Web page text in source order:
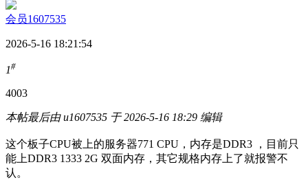
会员1607535
2026-5-16 18:21:54
1#
4003
本帖最后由 u1607535 于 2026-5-16 18:29 编辑
这个板子CPU被上的服务器771 CPU，内存是DDR3 ，目前只
能上DDR3 1333 2G 双面内存，其它规格内存上了就报警不
认。